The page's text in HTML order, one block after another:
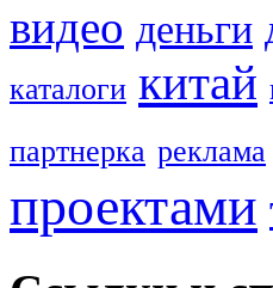
видео деньги
каталоги китай
партнерка реклама
проектами